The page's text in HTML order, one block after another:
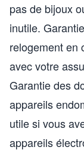
pas de bijoux
inutile.
relogement en
avec votre
Garantie des
appareils
utile si vous
appareils